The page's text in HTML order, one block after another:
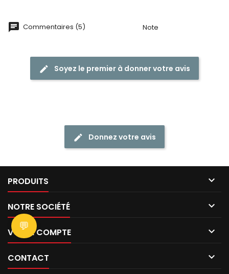
Commentaires (5) Note
Soyez le premier à donner votre avis
Donnez votre avis
PRODUITS 
NOTRE SOCIÉTÉ 
VOTRE COMPTE 
CONTACT 
💬